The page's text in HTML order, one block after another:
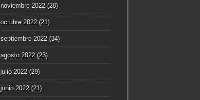
noviembre 2022 (28)
octubre 2022 (21)
septiembre 2022 (34)
agosto 2022 (23)
julio 2022 (29)
junio 2022 (21)